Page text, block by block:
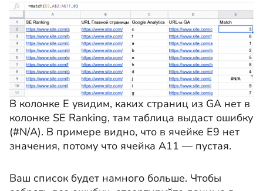
В колонке E увидим, каких страниц из GA нет в
колонке SE Ranking, там таблица выдаст ошибку
(#N/A). В примере видно, что в ячейке E9 нет
значения, потому что ячейка A11 — пустая.
Ваш список будет намного больше. Чтобы